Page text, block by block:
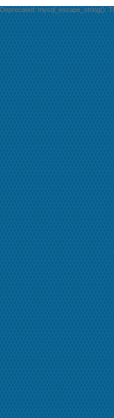
Deprecated: mysql_escape_string():